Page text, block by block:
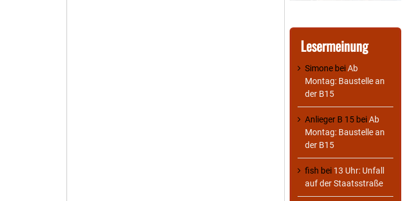
Lesermeinung
Simone beiAb
Montag: Baustelle an
der B15
Anlieger B 15 beiAb
Montag: Baustelle an
der B15
fish bei 13 Uhr: Unfall
auf der Staatsstraße